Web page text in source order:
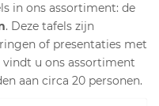
in ons assortiment: de
. Deze tafels zijn
of presentaties met
u ons assortiment
aan circa 20 personen.